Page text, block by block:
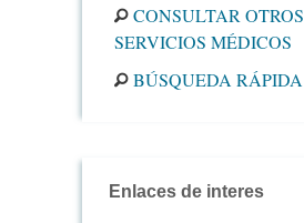
CONSULTAR OTROS
SERVICIOS MÉDICOS
BÚSQUEDA RÁPIDA
Enlaces de interes